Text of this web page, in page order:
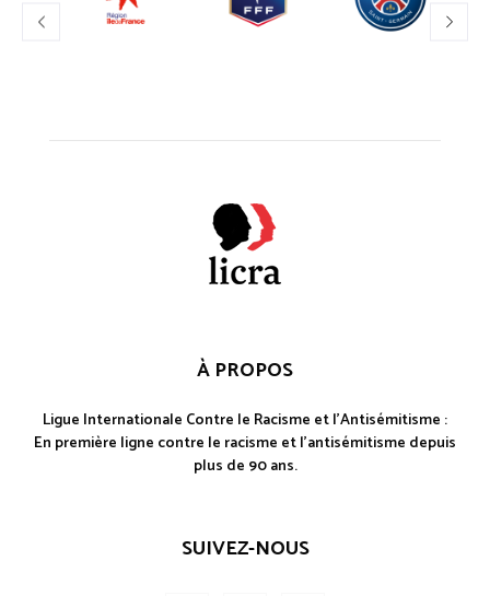
À PROPOS
Ligue Internationale Contre le Racisme et l'Antisémitisme :
En première ligne contre le racisme et l'antisémitisme depuis
plus de 90 ans.
SUIVEZ-NOUS